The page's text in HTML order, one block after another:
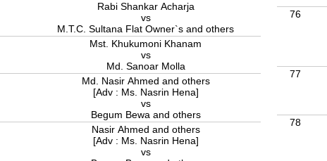
Rabi Shankar Acharja
vs
M.T.C. Sultana Flat Owner`s and others
Mst. Khukumoni Khanam
vs
Md. Sanoar Molla
Md. Nasir Ahmed and others
[Adv : Ms. Nasrin Hena]
vs
Begum Bewa and others
Nasir Ahmed and others
[Adv : Ms. Nasrin Hena]
vs
76
77
78